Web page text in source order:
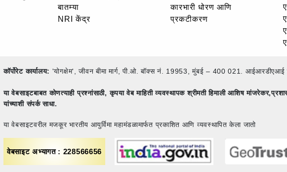
बातम्या
NRI केंद्र
कारभारी धोरण आणि
प्रकटीकरण
कॉर्पोरेट कार्यालय: 'योगक्षेम', जीवन बीमा मार्ग, पी.ओ. बॉक्स नं. 19953, मुंबई – 400 021.
या वेबसाइटबाबत कोणत्याही प्रश्नांसाठी, कृपया वेब माहिती व्यवस्थापक श्रीमती हिमाली आशिष
यांच्याशी संपर्क साधा.
या वेबसाइटवरील मजकूर भारतीय आयुर्विमा महामंडळामार्फत प्रकाशित आणि व्यवस्थापित केला जातो
वेबसाइट अभ्यागत : 228566656